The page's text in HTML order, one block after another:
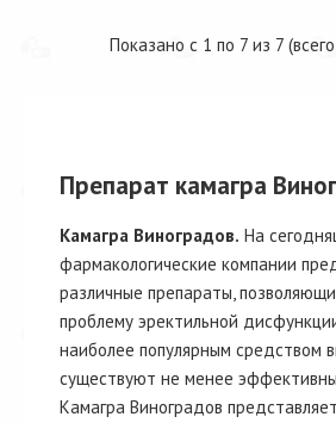
Показано с 1 по 7 из 7
Препарат камагра
Камагра Виноградов. На
фармакологические компании
различные препараты,
проблему эректильной
наиболее популярным средством
существуют не менее
Камагра Виноградов